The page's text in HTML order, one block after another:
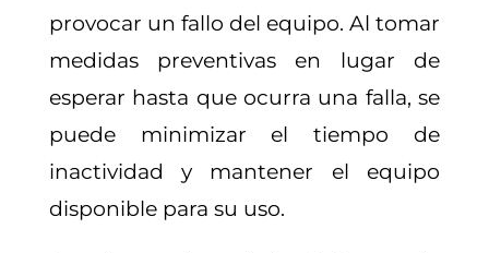
provocar un fallo del equipo. Al tomar
medidas preventivas en lugar de
esperar hasta que ocurra una falla, se
puede minimizar el tiempo de
inactividad y mantener el equipo
disponible para su uso.